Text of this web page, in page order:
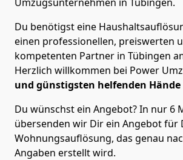
Du benötigst eine
einen professionellen, preiswerten
kompetenten Partner in Tübingen
Herzlich willkommen bei Power
und günstigsten helfenden Hände
Du wünschst ein Angebot? In nur 6
übersenden wir Dir ein Angebot für
Wohnungsauflösung, das genau
Angaben erstellt wird.